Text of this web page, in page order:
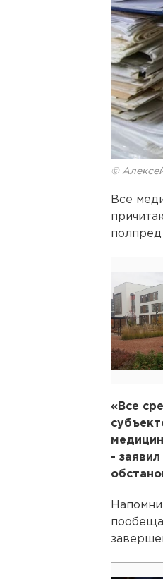
©
Все
полпред
«Все
-